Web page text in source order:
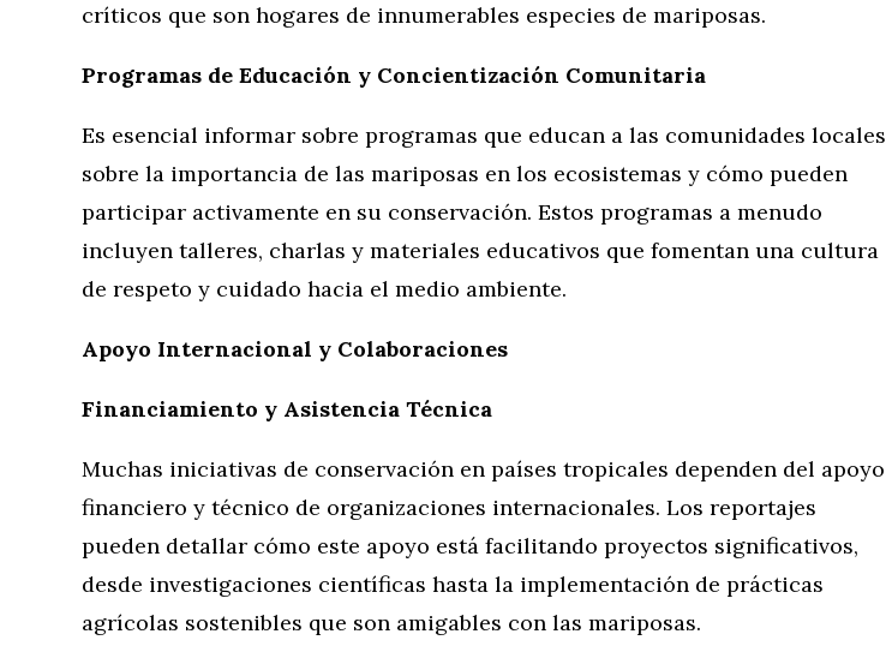
críticos que son hogares de innumerables especies de mariposas.
Programas de Educación y Concientización Comunitaria
Es esencial informar sobre programas que educan a las comunidades locales
sobre la importancia de las mariposas en los ecosistemas y cómo pueden
participar activamente en su conservación. Estos programas a menudo
incluyen talleres, charlas y materiales educativos que fomentan una cultura
de respeto y cuidado hacia el medio ambiente.
Apoyo Internacional y Colaboraciones
Financiamiento y Asistencia Técnica
Muchas iniciativas de conservación en países tropicales dependen del apoyo
financiero y técnico de organizaciones internacionales. Los reportajes
pueden detallar cómo este apoyo está facilitando proyectos significativos,
desde investigaciones científicas hasta la implementación de prácticas
agrícolas sostenibles que son amigables con las mariposas.